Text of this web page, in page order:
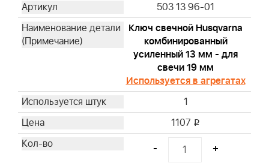
19340
19435
19522
19400
19368
19480
19462
503 13 96-01
Ключ свечной Husqvarna
комбинированный
усиленный 13 мм - для
свечи 19 мм
Используется в агрегатах
1
1107 i
- +